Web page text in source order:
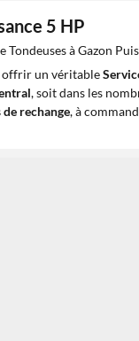
5 HP
à Gazon
offrir un véritable
, soit dans les
de rechange, à